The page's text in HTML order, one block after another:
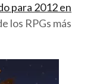
para 2012 en
los RPGs más